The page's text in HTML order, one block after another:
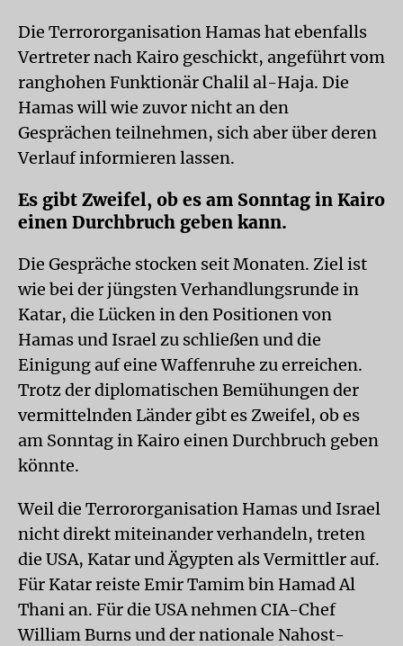
Die Terrororganisation Hamas hat ebenfalls
Vertreter nach Kairo geschickt, angeführt vom
ranghohen Funktionär Chalil al-Haja. Die
Hamas will wie zuvor nicht an den
Gesprächen teilnehmen, sich aber über deren
Verlauf informieren lassen.
Es gibt Zweifel, ob es am Sonntag in Kairo
einen Durchbruch geben kann.
Die Gespräche stocken seit Monaten. Ziel ist
wie bei der jüngsten Verhandlungsrunde in
Katar, die Lücken in den Positionen von
Hamas und Israel zu schließen und die
Einigung auf eine Waffenruhe zu erreichen.
Trotz der diplomatischen Bemühungen der
vermittelnden Länder gibt es Zweifel, ob es
am Sonntag in Kairo einen Durchbruch geben
könnte.
Weil die Terrororganisation Hamas und Israel
nicht direkt miteinander verhandeln, treten
die USA, Katar und Ägypten als Vermittler auf.
Für Katar reiste Emir Tamim bin Hamad Al
Thani an. Für die USA nehmen CIA-Chef
William Burns und der nationale Nahost-